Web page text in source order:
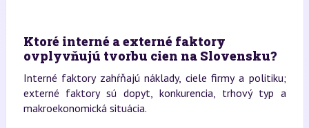
Ktoré interné a externé faktory
ovplyvňujú tvorbu cien na Slovensku?
Interné faktory zahŕňajú náklady, ciele firmy a politiku;
externé faktory sú dopyt, konkurencia, trhový typ a
makroekonomická situácia.